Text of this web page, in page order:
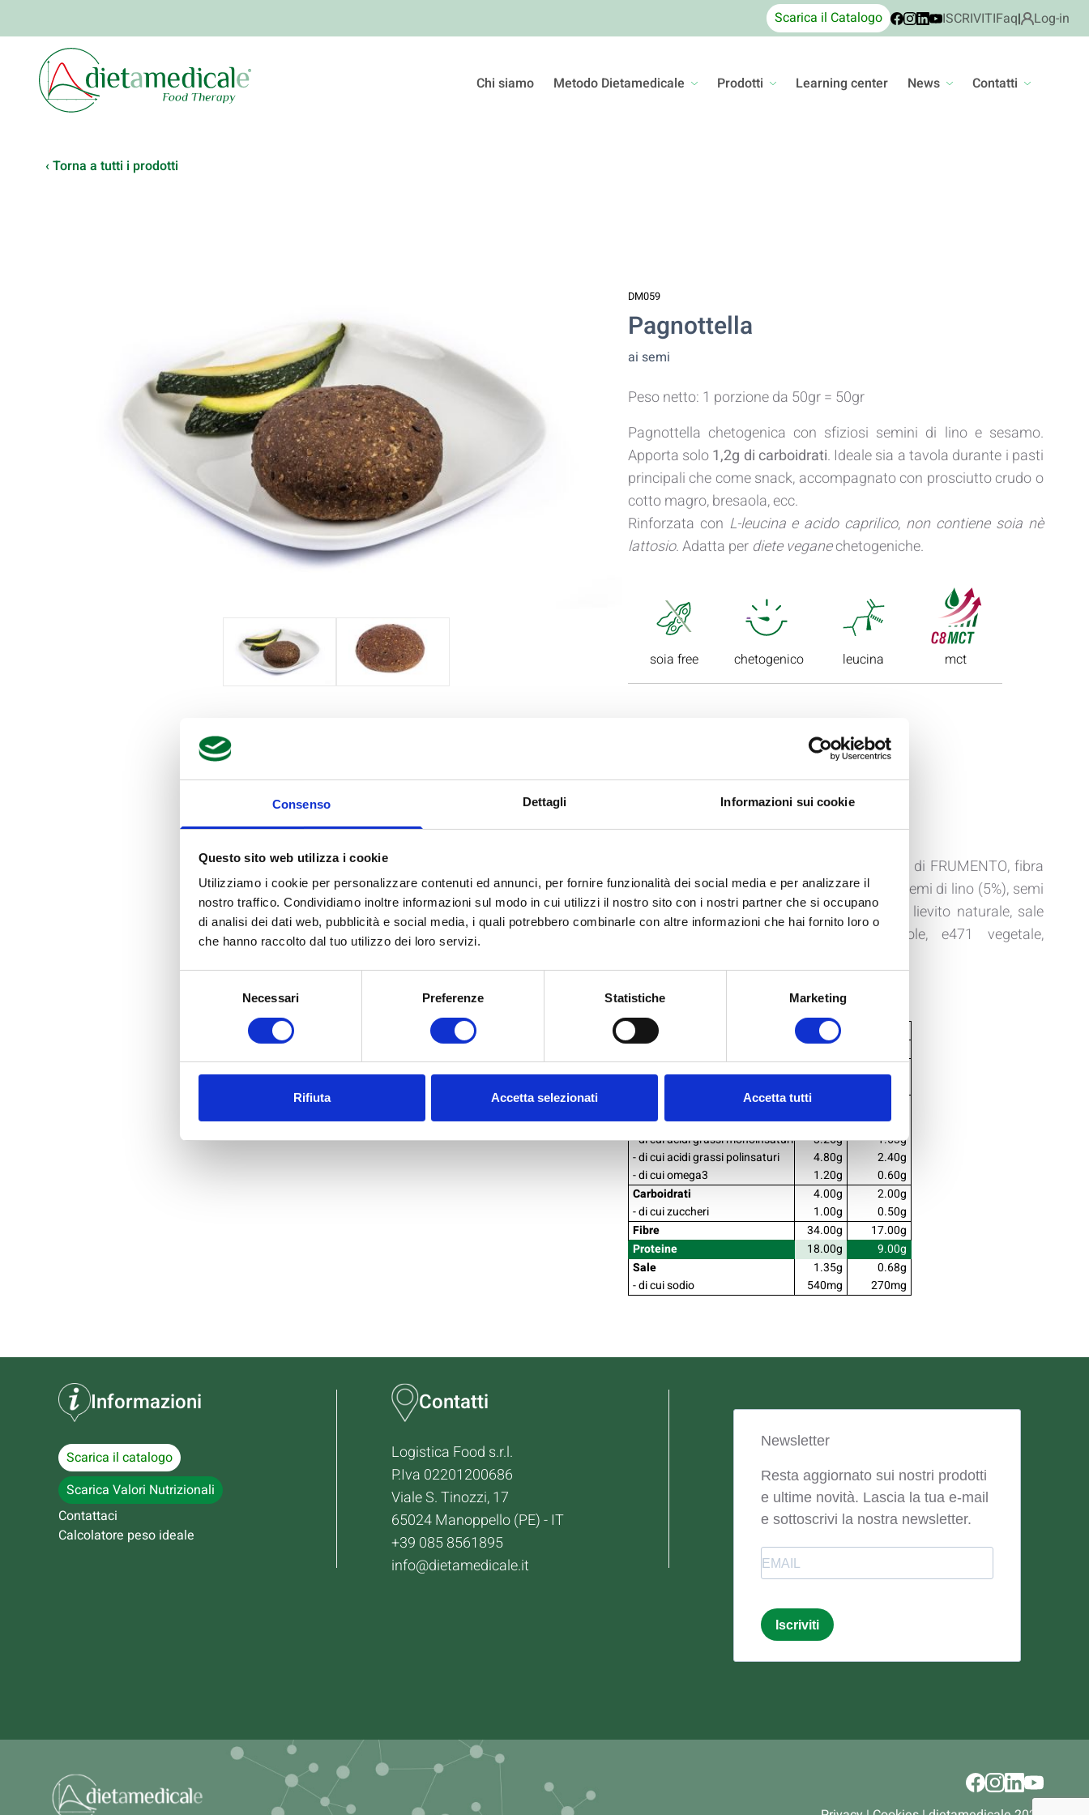
Consenso Dettagli Informazioni sui cookie
Questo sito web utilizza i cookie
Utilizziamo i cookie per personalizzare contenuti ed annunci, per fornire funzionalità dei social media e per analizzare il
nostro traffico. Condividiamo inoltre informazioni sul modo in cui utilizzi il nostro sito con i nostri partner che si occupano
di analisi dei dati web, pubblicità e social media, i quali potrebbero combinarle con altre informazioni che hai fornito loro o
che hanno raccolto dal tuo utilizzo dei loro servizi.
Necessari Preferenze Statistiche Marketing
Rifiuta Accetta selezionati Accetta tutti
Scarica il Catalogo ISCRIVITIFaq| Log-in
Chi siamo Metodo Dietamedicale Prodotti Learning center News Contatti
‹ Torna a tutti i prodotti
DM059
Pagnottella
ai semi
Peso netto: 1 porzione da 50gr = 50gr
Pagnottella chetogenica con sfiziosi semini di lino e sesamo.
Apporta solo1,2g di carboidrati. Ideale sia a tavola durante i pasti
principali che come snack, accompagnato con prosciutto crudo o
cotto magro, bresaola, ecc.
Rinforzata con L-leucina e acido caprilico, non contiene soia nè
lattosio. Adatta per diete veganechetogeniche.
soia free chetogenico leucina mct
INGREDIENTI
proteine d'AVENA, proteine del GRANO, fibra di FRUMENTO, fibra
di AVENA, inulina, olio d'oliva, olio di cocco, semi di lino (5%), semi
di SESAMO (5%), acido caprilico, L-leucina, lievito naturale, sale
iodato, emulsionante: lecitina di girasole, e471 vegetale,
VALORI NUTRIZIONALI
Valori nutrizionali
medi
100g
Energia
264 Kcal
132 Kcal
12.00g
- di cui acidi grassi saturi
3.94g
1.97g
- di cui acidi grassi monoinsaturi
3.26g
1.63g
- di cui acidi grassi polinsaturi
4.80g
2.40g
- di cui omega3
1.20g
0.60g
Carboidrati
4.00g
2.00g
- di cui zuccheri
1.00g
0.50g
Fibre
34.00g
17.00g
Proteine
18.00g
9.00g
Sale
1.35g
0.68g
- di cui sodio
540mg 270mg
Informazioni
Scarica il catalogo
Scarica Valori Nutrizionali
Contattaci
Calcolatore peso ideale
Contatti
Logistica Food s.r.l.
P.Iva 02201200686
Viale S. Tinozzi, 17
65024 Manoppello (PE) - IT
+39 085 8561895
info@dietamedicale.it
Newsletter
Resta aggiornato sui nostri prodotti
e ultime novità. Lascia la tua e-mail
e sottoscrivi la nostra newsletter.
Email
Iscriviti